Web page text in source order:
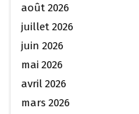
août 2026
juillet 2026
juin 2026
mai 2026
avril 2026
mars 2026